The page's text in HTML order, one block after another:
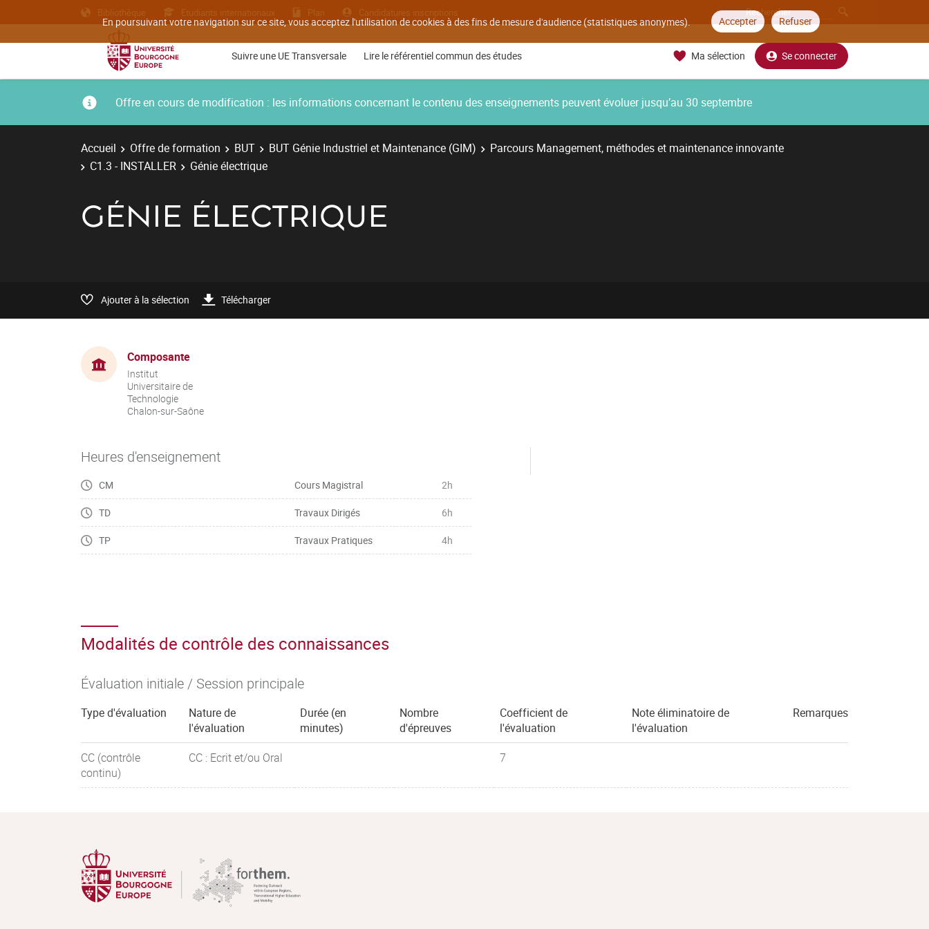
En poursuivant votre navigation sur ce site, vous acceptez l'utilisation de cookies à des fins de mesure d'audience (statistiques anonymes). Accepter Refuser
Bibliothèque Etudiants internationaux Plan Candidatures inscriptions
Suivre une UE Transversale Lire le référentiel commun des études Ma sélection Se connecter
Offre en cours de modification : les informations concernant le contenu des enseignements peuvent évoluer jusqu’au 30 septembre
Accueil Offre de formation BUT BUT Génie Industriel et Maintenance (GIM)
Parcours Management, méthodes et maintenance innovante
C1.3 - INSTALLER
Génie électrique
GÉNIE ÉLECTRIQUE
Ajouter à la sélection Télécharger
Composante
Institut
Universitaire de
Technologie
Chalon-sur-Saône
Heures d'enseignement
CM Cours Magistral 2h
TD Travaux Dirigés 6h
TP Travaux Pratiques 4h
Modalités de contrôle des connaissances
Évaluation initiale / Session principale
Type d'évaluation
Nature de
l'évaluation
Durée (en
minutes)
Nombre
d'épreuves
Coefficient de
l'évaluation
Note éliminatoire de
l'évaluation
Remarques
CC (contrôle
continu)
CC : Ecrit et/ou Oral 7